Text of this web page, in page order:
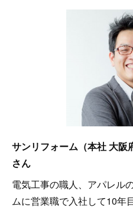
サンリフォーム（本社 大
さん
電気工事の職人、アパレル
ムに営業職で入社して10年